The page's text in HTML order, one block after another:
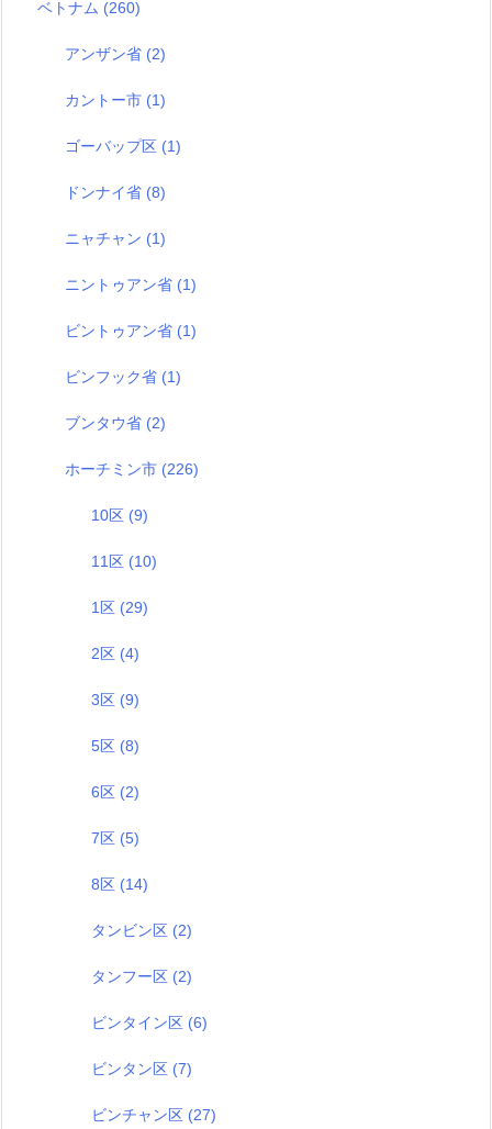
ベトナム (260)
アンザン省 (2)
カントー市 (1)
ゴーバップ区 (1)
ドンナイ省 (8)
ニャチャン (1)
ニントゥアン省 (1)
ビントゥアン省 (1)
ビンフック省 (1)
ブンタウ省 (2)
ホーチミン市 (226)
10区 (9)
11区 (10)
1区 (29)
2区 (4)
3区 (9)
5区 (8)
6区 (2)
7区 (5)
8区 (14)
タンビン区 (2)
タンフー区 (2)
ビンタイン区 (6)
ビンタン区 (7)
ビンチャン区 (27)